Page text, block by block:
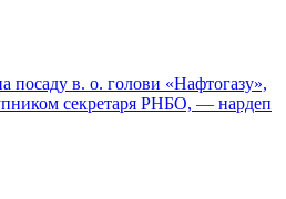
посаду в. о. голови «Нафтогазу»,
секретаря РНБО, — нардеп